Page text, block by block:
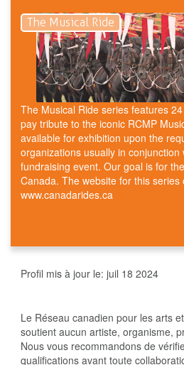
The Musical Ride
The Musical Ride series features
pay tribute to the iconic RCMP
available for exhibition upon the
organizations usually in
fundraising event. Our goal is for
Canada. The website for this series
www.canadarides.ca
Profil mis à jour le: juil 18 2024
Le Réseau canadien pour les arts
soutient aucun artiste, organisme,
Nous vous recommandons de
qualifications avant toute